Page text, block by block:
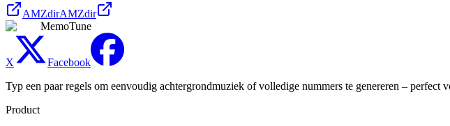
AMZdirAMZdir
MemoTune
X
Facebook
Typ een paar regels om eenvoudig achtergrondmuziek of volledige nummers te genereren –
Product